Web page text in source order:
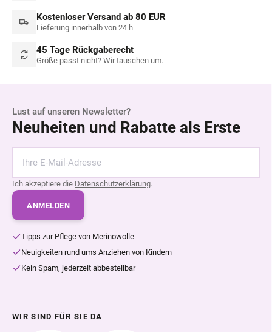
Kostenloser Versand ab 80 EUR
Lieferung innerhalb von 24 h
45 Tage Rückgaberecht
Größe passt nicht? Wir tauschen um.
Lust auf unseren Newsletter?
Neuheiten und Rabatte als Erste
Ich akzeptiere die Datenschutzerklärung.
ANMELDEN
Tipps zur Pflege von Merinowolle
Neuigkeiten rund ums Anziehen von Kindern
Kein Spam, jederzeit abbestellbar
WIR SIND FÜR SIE DA